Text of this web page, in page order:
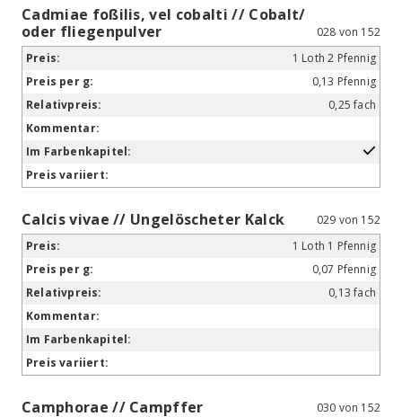
Cadmiae foßilis, vel cobalti // Cobalt/
oder fliegenpulver
028 von 152
1 Loth 2 Pfennig
0,13 Pfennig
0,25 fach
Calcis vivae // Ungelöscheter Kalck
029 von 152
1 Loth 1 Pfennig
0,07 Pfennig
0,13 fach
Camphorae // Campffer 030 von 152